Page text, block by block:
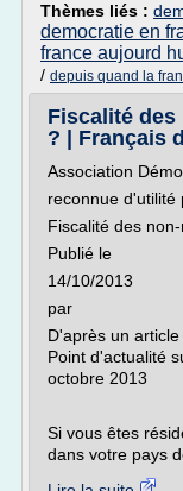
Thèmes liés :
democratie en
france aujourd
/ depuis quand la
Fiscalité des
? | Français
Association
reconnue d'utilité
Fiscalité des
Publié le
14/10/2013
par
D'après un
Point d'actualité
octobre 2013
Si vous êtes
dans votre pays